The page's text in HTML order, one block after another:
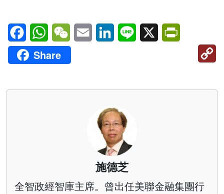
FacebookWhatsAppWeChatEmail LinkedInLine X
Share
施德芝
全智政經智庫主席。曾出任美聯金融集團行